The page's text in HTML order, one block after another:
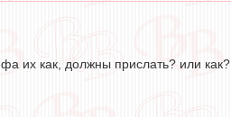
их как, должны прислать? или как?